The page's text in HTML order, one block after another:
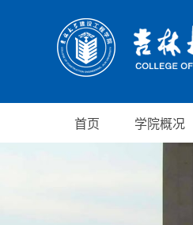
首页 学院概况